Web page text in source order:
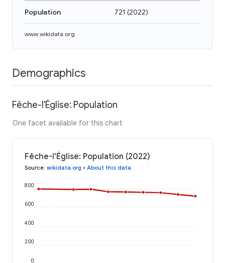
Population 721 (2022)
www.wikidata.org
Demographics
Fêche-l'Église: Population
One facet available for this chart
Fêche-l'Église: Population (2022)
Source: wikidata.org • About this data
0
200
400
600
800